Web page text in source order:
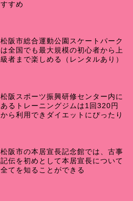
すすめ
松阪市総合運動公園スケートパーク
は全国でも最大規模の初心者から上
級者まで楽しめる（レンタルあり）
松阪スポーツ振興研修センター内に
あるトレーニングジムは1回320円
から利用できダイエットにぴったり
松阪市の本居宣長記念館では、古事
記伝を初めとして本居宣長について
全てを知ることができる